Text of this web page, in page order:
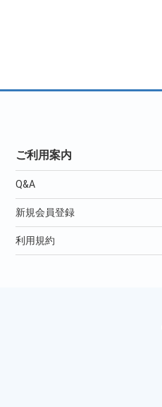
ご利用案内
Q&A
新規会員登録
利用規約